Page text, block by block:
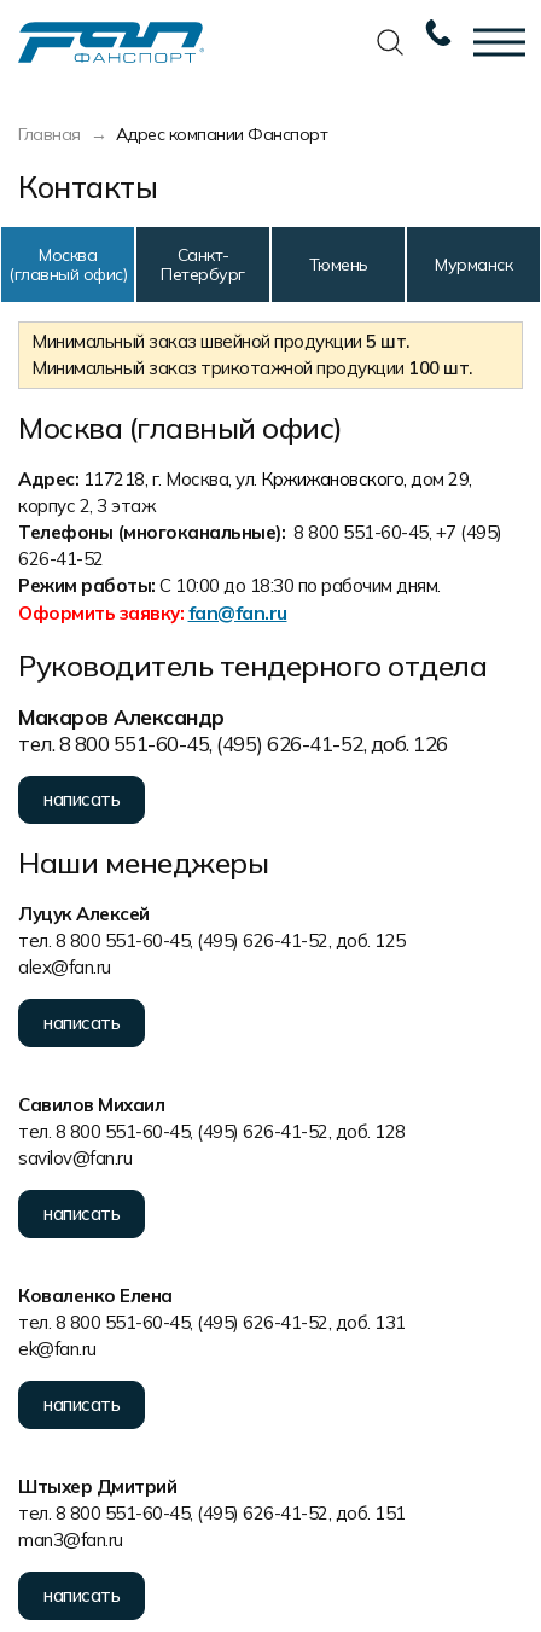
Главная Адрес компании Фанспорт
Контакты
Москва
(главный офис)
Санкт-
Петербург
Тюмень Мурманск
Минимальный заказ швейной продукции 5 шт.
Минимальный заказ трикотажной продукции 100 шт.
Москва (главный офис)
Адрес: 117218, г. Москва, ул. Кржижановского, дом 29,
корпус 2, 3 этаж
Телефоны (многоканальные): 8 800 551-60-45, +7 (495)
626-41-52
Режим работы: С 10:00 до 18:30 по рабочим дням.
Оформить заявку: fan@fan.ru
Руководитель тендерного отдела
Макаров Александр
тел. 8 800 551-60-45, (495) 626-41-52, доб. 126
написать
Наши менеджеры
Луцук Алексей
тел. 8 800 551-60-45, (495) 626-41-52, доб. 125
alex@fan.ru
написать
Савилов Михаил
тел. 8 800 551-60-45, (495) 626-41-52, доб. 128
savilov@fan.ru
написать
Коваленко Елена
тел. 8 800 551-60-45, (495) 626-41-52, доб. 131
ek@fan.ru
написать
Штыхер Дмитрий
тел. 8 800 551-60-45, (495) 626-41-52, доб. 151
man3@fan.ru
написать
Футбол
Волейбол
Хоккей
Беговая форма
Другие виды спорта
Мерч и сувенирка
Форма в наличии
Распродажа
Новости
Сертификаты
Наши работы
Галерея работ
Фото изделий
Вакансии
Статьи
Реквизиты
Разработка дизайна
Экипировка
Экипировка профессиональных
команд
Изготовление мерча
Пошив формы для курьеров
Разработка дизайна
Технологии печати
Уход за изделиями
Виды тканей
Карта цветов
Маркировка и упаковка изделий
Система скидок и наценок
Пользовательское соглашение
Доставка